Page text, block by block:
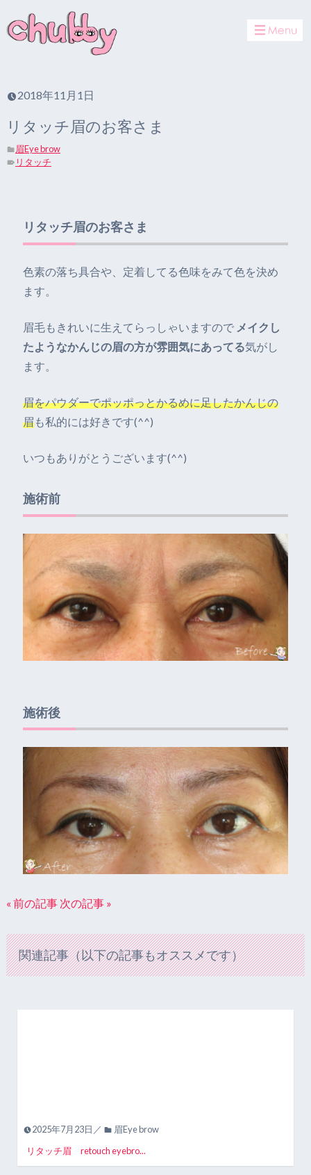
2018年11月1日
リタッチ眉のお客さま
眉Eye brow
リタッチ
リタッチ眉のお客さま
色素の落ち具合や、定着してる色味をみて色を決め
ます。
眉毛もきれいに生えてらっしゃいますので メイクし
たようなかんじの眉の方が雰囲気にあってる気がし
ます。
眉をパウダーでポッポっとかるめに足したかんじの
眉も私的には好きです(^^)
いつもありがとうございます(^^)
施術前
施術後
« 前の記事 次の記事 »
関連記事（以下の記事もオススメです）
2025年7月23日／
眉Eye brow
リタッチ眉 retouch eyebro...